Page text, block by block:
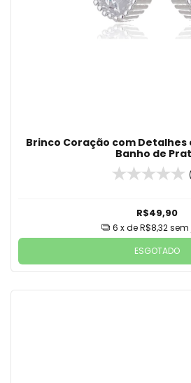
Brinco Coração com Detalhes
Banho de
R$49,90
6 x deR$8,32sem
ESGOTADO